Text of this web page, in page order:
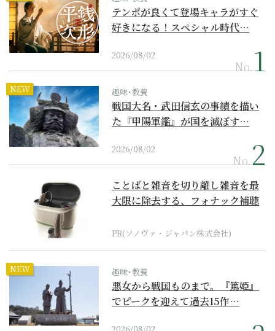
テンポが良くて登場キャラがすぐ
好きになる！スペシャル時代…
2026/08/02
No.
NEW 趣味･教養
戦国大名・武田信玄の事績を描い
た『甲陽軍鑑』が国を滅ぼす…
2026/08/02
No.
ことばと雑音を切り離し雑音を最
大限に除去する、フォナック補聴
PR(ソノヴァ・ジャパン株式会社)
NEW 趣味･教養
悪女から戦国ものまで。『篤姫』
でピークを迎えて過去15作…
2026/08/02